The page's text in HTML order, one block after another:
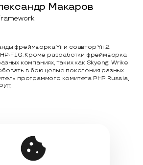
Макаров
фреймворка Yii и соавтор Yii 2.
FIG. Кроме разработки фреймворка
компаниях, таких как Skyeng, Wrike
в бою целые поколения разных
программого комитета PHP Russia,